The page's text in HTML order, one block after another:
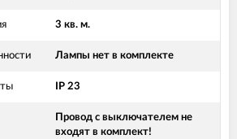
3 кв. м.
Лампы нет в комплекте
IP 23
Провод с выключателем не
входят в комплект!